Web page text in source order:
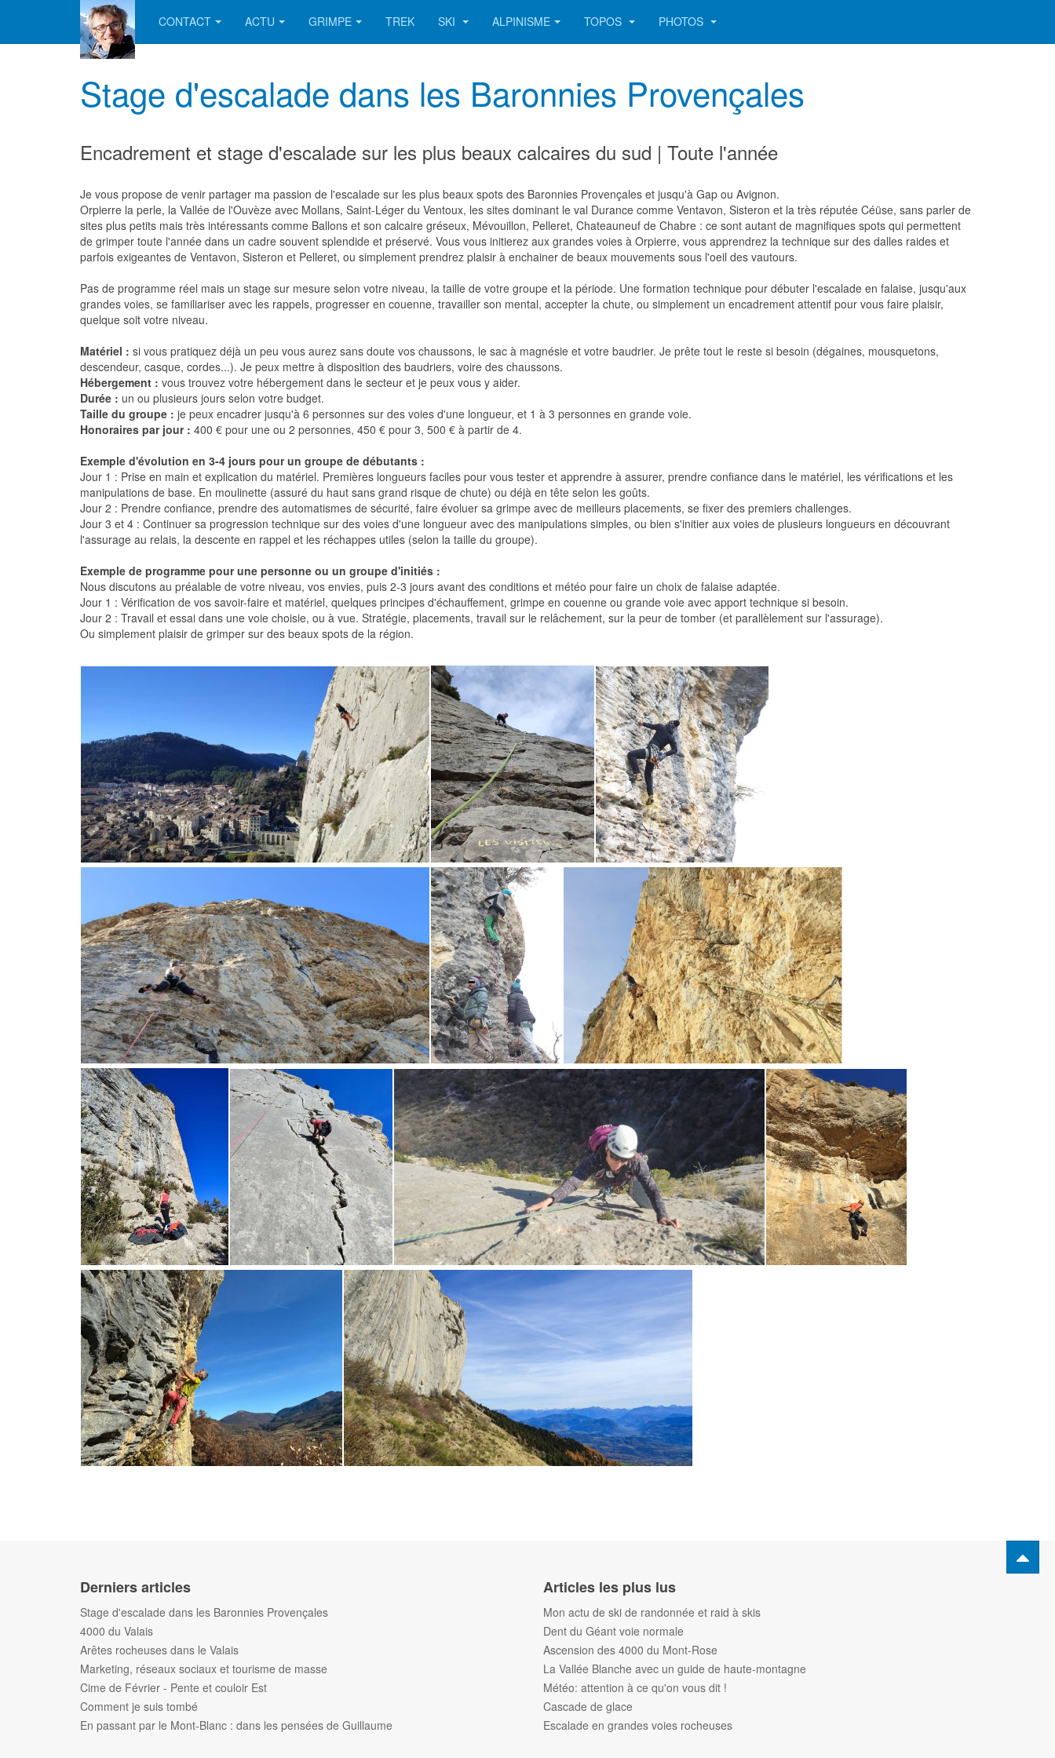
CONTACT ACTU GRIMPE TREK SKI ALPINISME TOPOS PHOTOS
Stage d'escalade dans les Baronnies Provençales
Encadrement et stage d'escalade sur les plus beaux calcaires du sud | Toute l'année
Je vous propose de venir partager ma passion de l'escalade sur les plus beaux spots des Baronnies Provençales et jusqu'à Gap ou Avignon.
Orpierre la perle, la Vallée de l'Ouvèze avec Mollans, Saint-Léger du Ventoux, les sites dominant le val Durance comme Ventavon, Sisteron et la très réputée Céüse, sans parler de
sites plus petits mais très intéressants comme Ballons et son calcaire gréseux, Mévouillon, Pelleret, Chateauneuf de Chabre : ce sont autant de magnifiques spots qui permettent
de grimper toute l'année dans un cadre souvent splendide et préservé. Vous vous initierez aux grandes voies à Orpierre, vous apprendrez la technique sur des dalles raides et
parfois exigeantes de Ventavon, Sisteron et Pelleret, ou simplement prendrez plaisir à enchainer de beaux mouvements sous l'oeil des vautours.
Pas de programme réel mais un stage sur mesure selon votre niveau, la taille de votre groupe et la période. Une formation technique pour débuter l'escalade en falaise, jusqu'aux
grandes voies, se familiariser avec les rappels, progresser en couenne, travailler son mental, accepter la chute, ou simplement un encadrement attentif pour vous faire plaisir,
quelque soit votre niveau.
Matériel : si vous pratiquez déjà un peu vous aurez sans doute vos chaussons, le sac à magnésie et votre baudrier. Je prête tout le reste si besoin (dégaines, mousquetons,
descendeur, casque, cordes...). Je peux mettre à disposition des baudriers, voire des chaussons.
Hébergement : vous trouvez votre hébergement dans le secteur et je peux vous y aider.
Durée : un ou plusieurs jours selon votre budget.
Taille du groupe : je peux encadrer jusqu'à 6 personnes sur des voies d'une longueur, et 1 à 3 personnes en grande voie.
Honoraires par jour : 400 € pour une ou 2 personnes, 450 € pour 3, 500 € à partir de 4.
Exemple d'évolution en 3-4 jours pour un groupe de débutants :
Jour 1 : Prise en main et explication du matériel. Premières longueurs faciles pour vous tester et apprendre à assurer, prendre confiance dans le matériel, les vérifications et les
manipulations de base. En moulinette (assuré du haut sans grand risque de chute) ou déjà en tête selon les goûts.
Jour 2 : Prendre confiance, prendre des automatismes de sécurité, faire évoluer sa grimpe avec de meilleurs placements, se fixer des premiers challenges.
Jour 3 et 4 : Continuer sa progression technique sur des voies d'une longueur avec des manipulations simples, ou bien s'initier aux voies de plusieurs longueurs en découvrant
l'assurage au relais, la descente en rappel et les réchappes utiles (selon la taille du groupe).
Exemple de programme pour une personne ou un groupe d'initiés :
Nous discutons au préalable de votre niveau, vos envies, puis 2-3 jours avant des conditions et météo pour faire un choix de falaise adaptée.
Jour 1 : Vérification de vos savoir-faire et matériel, quelques principes d'échauffement, grimpe en couenne ou grande voie avec apport technique si besoin.
Jour 2 : Travail et essai dans une voie choisie, ou à vue. Stratégie, placements, travail sur le relâchement, sur la peur de tomber (et parallèlement sur l'assurage).
Ou simplement plaisir de grimper sur des beaux spots de la région.
Derniers articles
Stage d'escalade dans les Baronnies Provençales
4000 du Valais
Arêtes rocheuses dans le Valais
Marketing, réseaux sociaux et tourisme de masse
Cime de Février - Pente et couloir Est
Comment je suis tombé
En passant par le Mont-Blanc : dans les pensées de Guillaume
Articles les plus lus
Mon actu de ski de randonnée et raid à skis
Dent du Géant voie normale
Ascension des 4000 du Mont-Rose
La Vallée Blanche avec un guide de haute-montagne
Météo: attention à ce qu'on vous dit !
Cascade de glace
Escalade en grandes voies rocheuses